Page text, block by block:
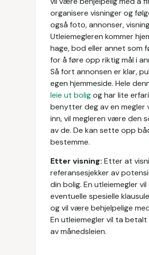
organisere visninger og
også foto, annonser,
Utleiemegleren kommer
hage, bod eller annet som
for å føre opp riktig mål i
Så fort annonsen er klar,
egen hjemmeside. Hele
leie ut boligog har lite
benytter deg av en megler
inn, vil megleren være den
av de. De kan sette opp
bestemme.
Etter visning: Etter at
referansesjekker av
din bolig. En utleiemegler
eventuelle spesielle
og vil være behjelpelige
En utleiemegler vil ta
av månedsleien.